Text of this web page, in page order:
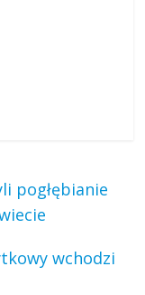
pogłębianie
wchodzi